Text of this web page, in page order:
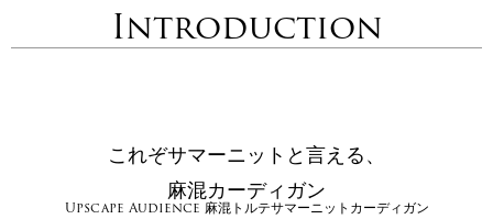
Introduction
これぞサマーニットと言える、
麻混カーディガン
Upscape Audience 麻混トルテサマーニットカーディガン